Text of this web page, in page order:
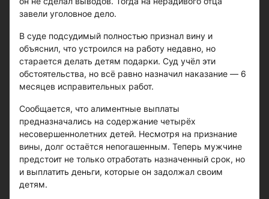
завели уголовное дело.
В суде подсудимый полностью признал вину и
объяснил, что устроился на работу недавно, но
старается делать детям подарки. Суд учёл эти
обстоятельства, но всё равно назначил наказание — 6
месяцев исправительных работ.
Сообщается, что алиментные выплаты
предназначались на содержание четырёх
несовершеннолетних детей. Несмотря на признание
вины, долг остаётся непогашенным. Теперь мужчине
предстоит не только отработать назначенный срок, но
и выплатить деньги, которые он задолжал своим
детям.